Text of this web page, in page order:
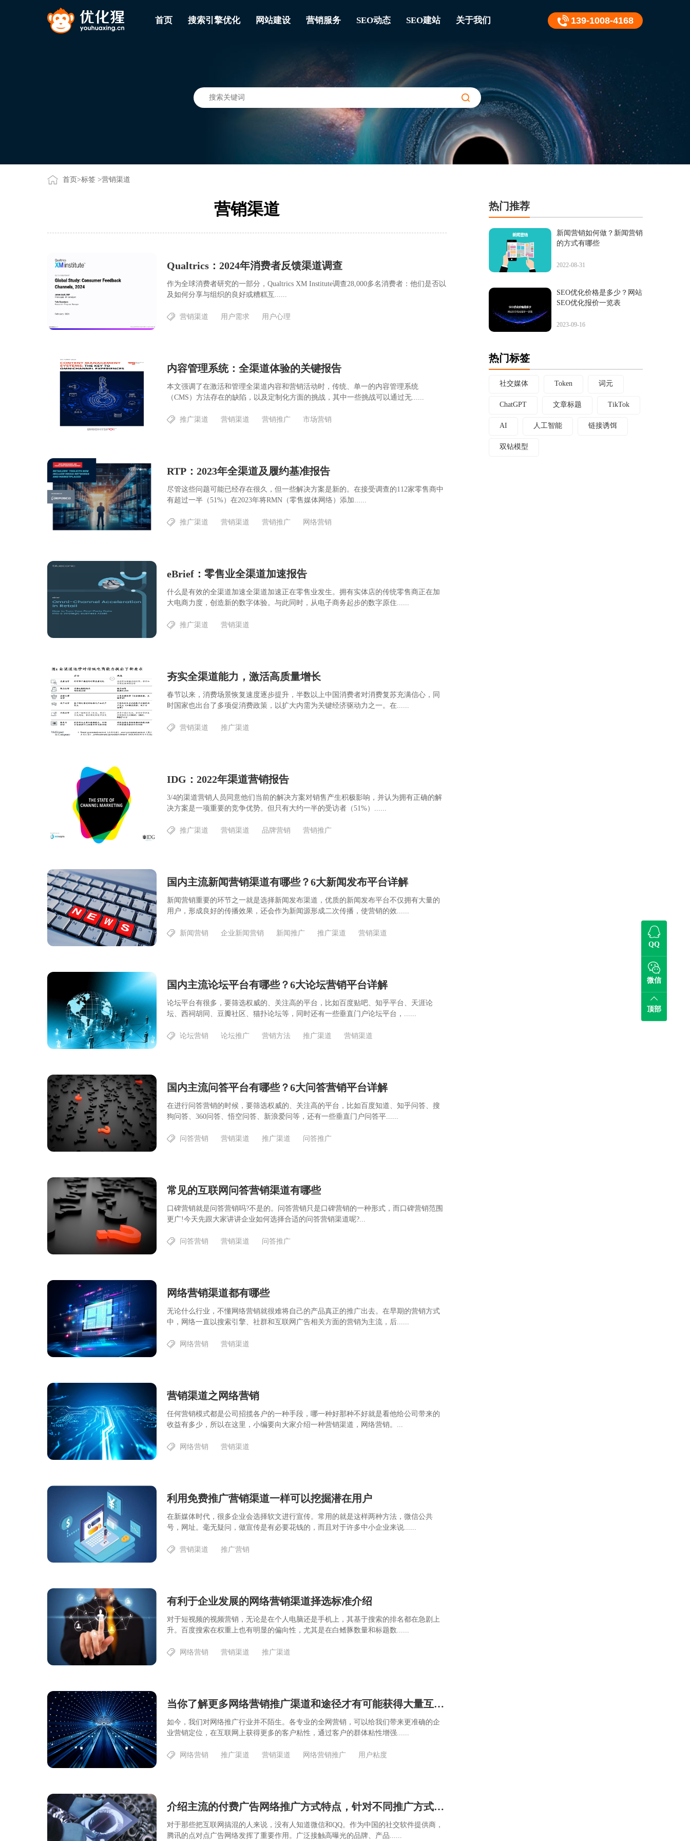
首页 搜索引擎优化 网站建设 营销服务 SEO动态 SEO建站 关于我们 139-1008-4168
首页 >标签 >营销渠道
营销渠道
Qualtrics：2024年消费者反馈渠道调查
作为全球消费者研究的一部分，Qualtrics XM Institute调查28,000多名消费者：他们是否以
及如何分享与组织的良好或糟糕互......
营销渠道 用户需求 用户心理
内容管理系统：全渠道体验的关键报告
本文强调了在激活和管理全渠道内容和营销活动时，传统、单一的内容管理系统
（CMS）方法存在的缺陷，以及定制化方面的挑战，其中一些挑战可以通过无......
推广渠道 营销渠道 营销推广 市场营销
RTP：2023年全渠道及履约基准报告
尽管这些问题可能已经存在很久，但一些解决方案是新的。在接受调查的112家零售商中
有超过一半（51%）在2023年将RMN（零售媒体网络）添加......
推广渠道 营销渠道 营销推广 网络营销
eBrief：零售业全渠道加速报告
什么是有效的全渠道加速全渠道加速正在零售业发生。拥有实体店的传统零售商正在加
大电商力度，创造新的数字体验。与此同时，从电子商务起步的数字原住......
推广渠道 营销渠道
夯实全渠道能力，激活高质量增长
春节以来，消费场景恢复速度逐步提升，半数以上中国消费者对消费复苏充满信心，同
时国家也出台了多项促消费政策，以扩大内需为关键经济驱动力之一。在......
营销渠道 推广渠道
IDG：2022年渠道营销报告
3/4的渠道营销人员同意他们当前的解决方案对销售产生积极影响，并认为拥有正确的解
决方案是一项重要的竞争优势。但只有大约一半的受访者（51%）......
推广渠道 营销渠道 品牌营销 营销推广
国内主流新闻营销渠道有哪些？6大新闻发布平台详解
新闻营销重要的环节之一就是选择新闻发布渠道，优质的新闻发布平台不仅拥有大量的
用户，形成良好的传播效果，还会作为新闻源形成二次传播，使营销的效......
新闻营销 企业新闻营销 新闻推广 推广渠道 营销渠道
国内主流论坛平台有哪些？6大论坛营销平台详解
论坛平台有很多，要筛选权威的、关注高的平台，比如百度贴吧、知乎平台、天涯论
坛、西祠胡同、豆瓣社区、猫扑论坛等，同时还有一些垂直门户论坛平台，......
论坛营销 论坛推广 营销方法 推广渠道 营销渠道
国内主流问答平台有哪些？6大问答营销平台详解
在进行问答营销的时候，要筛选权威的、关注高的平台，比如百度知道、知乎问答、搜
狗问答、360问答、悟空问答、新浪爱问等，还有一些垂直门户问答平......
问答营销 营销渠道 推广渠道 问答推广
常见的互联网问答营销渠道有哪些
口碑营销就是问答营销吗?不是的。问答营销只是口碑营销的一种形式，而口碑营销范围
更广!今天先跟大家讲讲企业如何选择合适的问答营销渠道呢?...
问答营销 营销渠道 问答推广
网络营销渠道都有哪些
无论什么行业，不懂网络营销就很难将自己的产品真正的推广出去。在早期的营销方式
中，网络一直以搜索引擎、社群和互联网广告相关方面的营销为主流，后......
网络营销 营销渠道
营销渠道之网络营销
任何营销模式都是公司招揽各户的一种手段，哪一种好那种不好就是看他给公司带来的
收益有多少，所以在这里，小编要向大家介绍一种营销渠道，网络营销。...
网络营销 营销渠道
利用免费推广营销渠道一样可以挖掘潜在用户
在新媒体时代，很多企业会选择软文进行宣传。常用的就是这样两种方法，微信公共
号，网址。毫无疑问，做宣传是有必要花钱的，而且对于许多中小企业来说......
营销渠道 推广营销
有利于企业发展的网络营销渠道择选标准介绍
对于短视频的视频营销，无论是在个人电脑还是手机上，其基于搜索的排名都在急剧上
升。百度搜索在权重上也有明显的偏向性，尤其是在白鳍豚数量和标题数......
网络营销 营销渠道 推广渠道
当你了解更多网络营销推广渠道和途径才有可能获得大量互联网用户粘度
如今，我们对网络推广行业并不陌生。各专业的全网营销，可以给我们带来更准确的企
业营销定位，在互联网上获得更多的客户粘性，通过客户的群体粘性增强......
网络营销 推广渠道 营销渠道 网络营销推广 用户粘度
介绍主流的付费广告网络推广方式特点，针对不同推广方式对症下药解决转化率
对于那些把互联网搞混的人来说，没有人知道微信和QQ。作为中国的社交软件提供商，
腾讯的点对点广告网络发挥了重要作用。广泛接触高曝光的品牌、产品......
热门推荐
新闻营销如何做？新闻营销
的方式有哪些
2022-08-31
SEO优化价格是多少？网站
SEO优化报价一览表
2023-09-16
热门标签
社交媒体 Token 词元
ChatGPT 文章标题 TikTok
AI 人工智能 链接诱饵
双钻模型
QQ
微信
顶部